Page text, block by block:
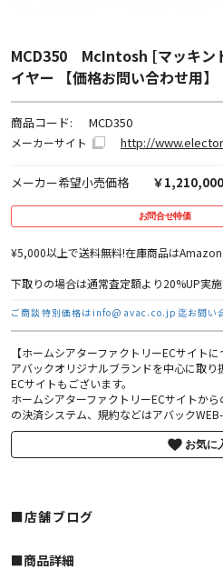
MCD350 McIntosh [マッキン
イヤー 【価格お問い合わせ用】
商品コード: MCD350
メーカーサイト http://
メーカー希望小売価格 ￥1,210,000
お問合せ特価
¥5,000以上で送料無料!在庫商品は
下取りの場合は通常査定額より20%UP実
ご商談特別価格はinfo@avac.co.jp迄お問い
【ホームシアターファクトリーECサイトに
アバックオリジナルブランドを中心に取
ECサイトもございます。
ホームシアターファクトリーECサイトか
の決済システム、規約などはアバックWEB-
お気に
■店舗ブログ
■︎商品詳細